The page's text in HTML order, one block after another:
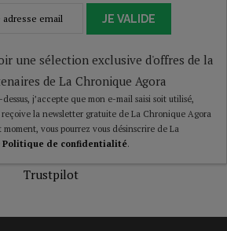
JE VALIDE
une sélection exclusive d'offres de la
de La Chronique Agora
j’accepte que mon e-mail saisi soit utilisé,
la newsletter gratuite de La Chronique Agora
vous pourrez vous désinscrire de La
Politique de confidentialité.
Trustpilot